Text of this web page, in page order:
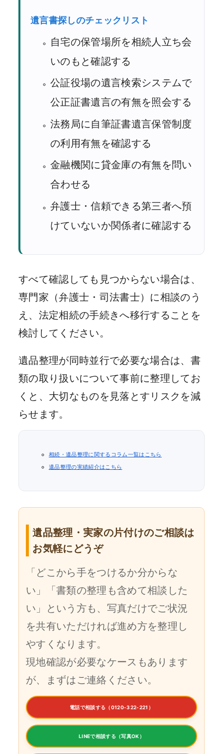
遺言書探しのチェックリスト
自宅の保管場所を相続人立ち会
いのもと確認する
公証役場の遺言検索システムで
公正証書遺言の有無を照会する
法務局に自筆証書遺言保管制度
の利用有無を確認する
金融機関に貸金庫の有無を問い
合わせる
弁護士・信頼できる第三者へ預
けていないか関係者に確認する
すべて確認しても見つからない場合は、
専門家（弁護士・司法書士）に相談のう
え、法定相続の手続きへ移行することを
検討してください。
遺品整理が同時並行で必要な場合は、書
類の取り扱いについて事前に整理してお
くと、大切なものを見落とすリスクを減
らせます。
相続・遺品整理に関するコラム一覧はこちら
遺品整理の実績紹介はこちら
遺品整理・実家の片付けのご相談は
お気軽にどうぞ
「どこから手をつけるか分からな
い」「書類の整理も含めて相談した
い」という方も、写真だけでご状況
を共有いただければ進め方を整理し
やすくなります。
現地確認が必要なケースもあります
が、まずはご連絡ください。
電話で相談する（0120-322-221）
LINEで相談する（写真OK）